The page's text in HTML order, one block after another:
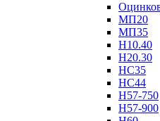
МП20
МП35
Н10.40
Н20.30
НС35
НС44
Н57-750
Н57-900